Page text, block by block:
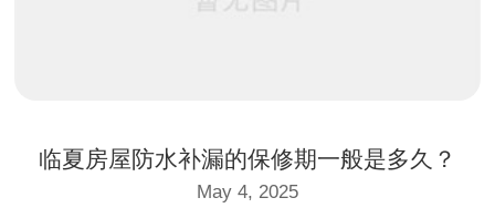
临夏房屋防水补漏的保修期一般是多久？
May 4, 2025